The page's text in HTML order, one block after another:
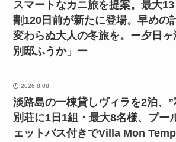
スマートなカニ旅を提案。最大
割120日前が新たに登場。早めの
変わらぬ大人の冬旅を。ー夕日
別邸ふうか」ー
2026.8.08
淡路島の一棟貸しヴィラを2泊、
別荘に1日1組・最大8名様、プー
ェットバス付きでVilla Mon